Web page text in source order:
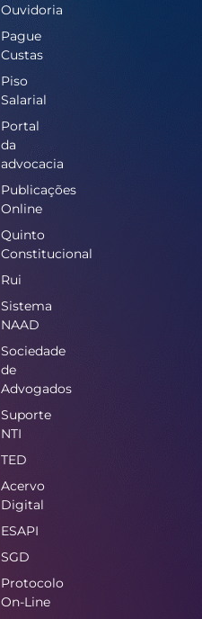
Ouvidoria
Pague
Custas
Piso
Salarial
Portal
da
advocacia
Publicações
Online
Quinto
Constitucional
Rui
Sistema
NAAD
Sociedade
de
Advogados
Suporte
NTI
TED
Acervo
Digital
ESAPI
SGD
Protocolo
On-Line